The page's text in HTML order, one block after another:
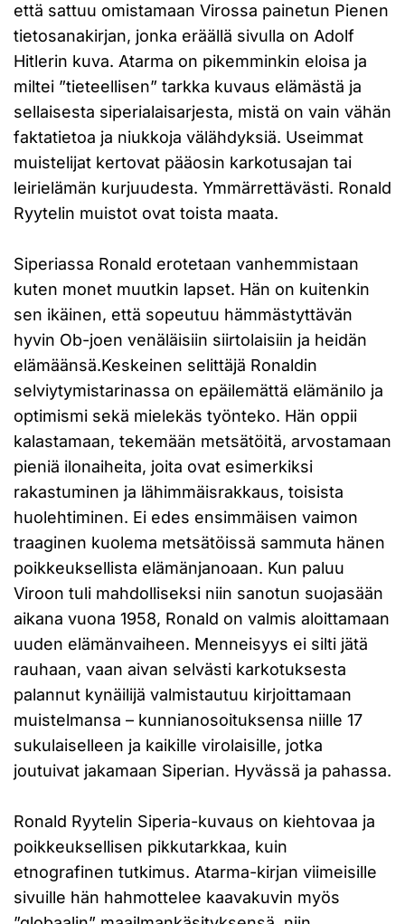
että sattuu omistamaan Virossa painetun Pienen
tietosanakirjan, jonka eräällä sivulla on Adolf
Hitlerin kuva. Atarma on pikemminkin eloisa ja
miltei ”tieteellisen” tarkka kuvaus elämästä ja
sellaisesta siperialaisarjesta, mistä on vain vähän
faktatietoa ja niukkoja välähdyksiä. Useimmat
muistelijat kertovat pääosin karkotusajan tai
leirielämän kurjuudesta. Ymmärrettävästi. Ronald
Ryytelin muistot ovat toista maata.
Siperiassa Ronald erotetaan vanhemmistaan
kuten monet muutkin lapset. Hän on kuitenkin
sen ikäinen, että sopeutuu hämmästyttävän
hyvin Ob-joen venäläisiin siirtolaisiin ja heidän
elämäänsä.Keskeinen selittäjä Ronaldin
selviytymistarinassa on epäilemättä elämänilo ja
optimismi sekä mielekäs työnteko. Hän oppii
kalastamaan, tekemään metsätöitä, arvostamaan
pieniä ilonaiheita, joita ovat esimerkiksi
rakastuminen ja lähimmäisrakkaus, toisista
huolehtiminen. Ei edes ensimmäisen vaimon
traaginen kuolema metsätöissä sammuta hänen
poikkeuksellista elämänjanoaan. Kun paluu
Viroon tuli mahdolliseksi niin sanotun suojasään
aikana vuona 1958, Ronald on valmis aloittamaan
uuden elämänvaiheen. Menneisyys ei silti jätä
rauhaan, vaan aivan selvästi karkotuksesta
palannut kynäilijä valmistautuu kirjoittamaan
muistelmansa – kunnianosoituksensa niille 17
sukulaiselleen ja kaikille virolaisille, jotka
joutuivat jakamaan Siperian. Hyvässä ja pahassa.
Ronald Ryytelin Siperia-kuvaus on kiehtovaa ja
poikkeuksellisen pikkutarkkaa, kuin
etnografinen tutkimus. Atarma-kirjan viimeisille
sivuille hän hahmottelee kaavakuvin myös